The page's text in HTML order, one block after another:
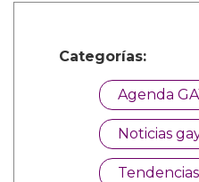
Categorías:
Agenda
Noticias
Tendencias